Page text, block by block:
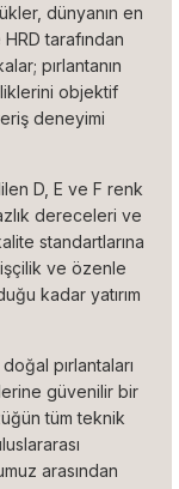
dünyanın en
tarafından
pırlantanın
objektif
deneyimi
D, E ve F renk
dereceleri ve
standartlarına
ve özenle
kadar yatırım
pırlantaları
güvenilir bir
tüm teknik
arasından